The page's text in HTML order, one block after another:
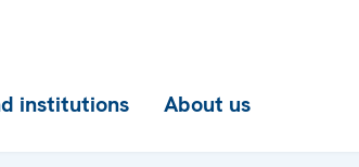
institutions About us